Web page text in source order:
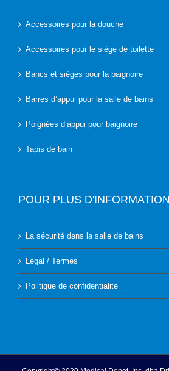
Accessoires pour la douche
Accessoires pour le siège de toilette
Bancs et sièges pour la baignoire
Barres d’appui pour la salle de bains
Poignées d’appui pour baignoire
Tapis de bain
POUR PLUS D'INFORMATION
La sécurité dans la salle de bains
Légal / Termes
Politique de confidentialité